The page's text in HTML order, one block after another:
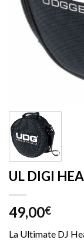
UL DIGI
49,00€
La Ultimate DJ